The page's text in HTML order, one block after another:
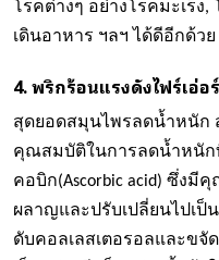
โรคต่างๆ อย่างโรคมะเร็ง
เดินอาหาร ฯลฯ ได้ดีอีกด้วย
4.พริกร้อนแรงดังไฟร์เอ่อร์
สุดยอดสมุนไพรลดน้ำหนัก
คุณสมบัติในการลดน้ำหนัก
คอบิก(Ascorbic acid) ซึ่ง
ผลาญและปรับเปลี่ยนไปเ
ดับคอลเลสเตอรอลและขจั